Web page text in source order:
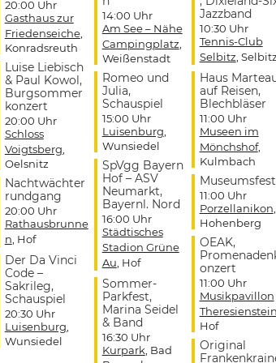
20:00 Uhr
Gasthaus zur
Friedenseiche,
Konradsreuth
Luise Liebisch
& Paul Kowol,
Burgsommer
konzert
20:00 Uhr
Schloss
Voigtsberg,
Oelsnitz
Nachtwächter
rundgang
20:00 Uhr
Rathausbrunne
n, Hof
Der Da Vinci
Code –
Sakrileg,
Schauspiel
20:30 Uhr
Luisenburg,
Wunsiedel
14:00 Uhr
Am See – Nähe
Campingplatz,
Weißenstadt
Romeo und
Julia,
Schauspiel
15:00 Uhr
Luisenburg,
Wunsiedel
SpVgg Bayern
Hof – ASV
Neumarkt,
Bayernl. Nord
16:00 Uhr
Städtisches
Stadion Grüne
Au, Hof
Sommer-
Parkfest,
Marina Seidel
& Band
16:30 Uhr
Kurpark, Bad
Jazzband
10:30 Uhr
Tennis-Club
Selbitz, Selbitz
Haus
auf Reisen,
Blechbläser
11:00 Uhr
Museen im
Mönchshof,
Kulmbach
Museumsfest
11:00 Uhr
Porzellanikon,
Hohenberg
OEAK,
onzert
11:00 Uhr
Musikpavillon
Theresienstein
Hof
Original